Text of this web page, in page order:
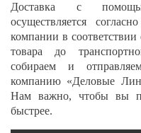
Доставка с
осуществляется
компании в
товара до
собираем и
компанию «Деловые
Нам важно, чтобы вы
быстрее.